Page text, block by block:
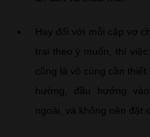
Hay đối với mỗi cặp vợ
trai theo ý muốn, thì
cũng là vô cùng cần
hướng, đầu hướng
ngoài, và không nên đặt